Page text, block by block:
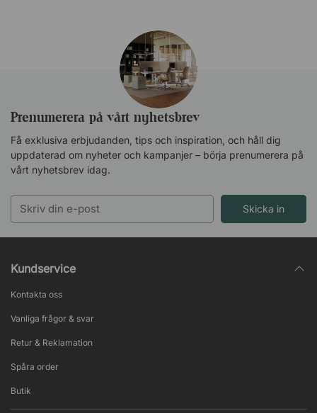
Prenumerera på vårt nyhetsbrev
Få exklusiva erbjudanden, tips och inspiration, och håll dig
uppdaterad om nyheter och kampanjer – börja prenumerera på
vårt nyhetsbrev idag.
Skicka in
Kundservice
Kontakta oss
Vanliga frågor & svar
Retur & Reklamation
Spåra order
Butik